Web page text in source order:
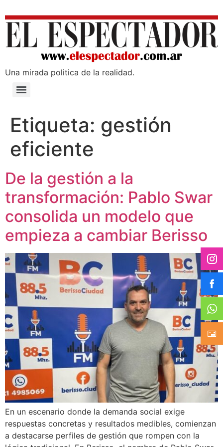
Una mirada poli­tica de la realidad.
Etiqueta: gestión
eficiente
De la gestión a la
transformación: Pablo Swar
consolida un modelo que
empieza a cambiar Berisso
En un escenario donde la demanda social exige
respuestas concretas y resultados medibles, comienzan
a destacarse perfiles de gestión que rompen con la